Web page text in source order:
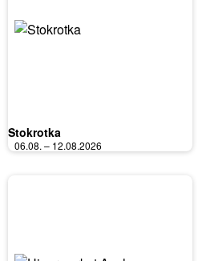
Stokrotka
06.08. – 12.08.2026